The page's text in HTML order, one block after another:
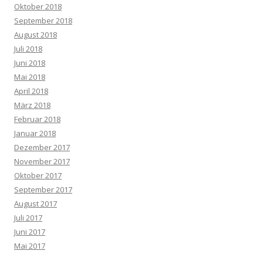
Oktober 2018
September 2018
August 2018
Juli 2018
Juni 2018
Mai 2018
April 2018
März 2018
Februar 2018
Januar 2018
Dezember 2017
November 2017
Oktober 2017
September 2017
August 2017
Juli 2017
Juni 2017
Mai 2017